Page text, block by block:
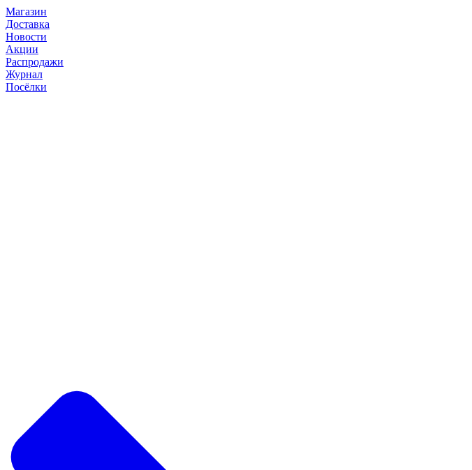
Магазин
Доставка
Новости
Акции
Распродажи
Журнал
Посёлки